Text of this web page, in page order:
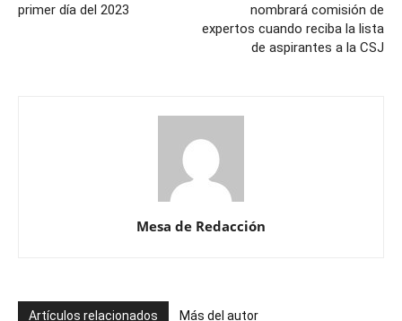
primer día del 2023
nombrará comisión de
expertos cuando reciba la lista
de aspirantes a la CSJ
Mesa de Redacción
Artículos relacionados Más del autor